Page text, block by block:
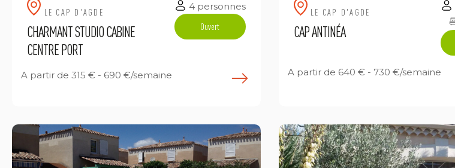
LE CAP D'AGDE
CHARMANT STUDIO CABINE
CENTRE PORT
4 personnes
Ouvert
A partir de 315 € - 690 €/semaine En savoir plus
LE CAP D'AGDE
CAP ANTINÉA
A partir de 640 € - 730 €/semaine